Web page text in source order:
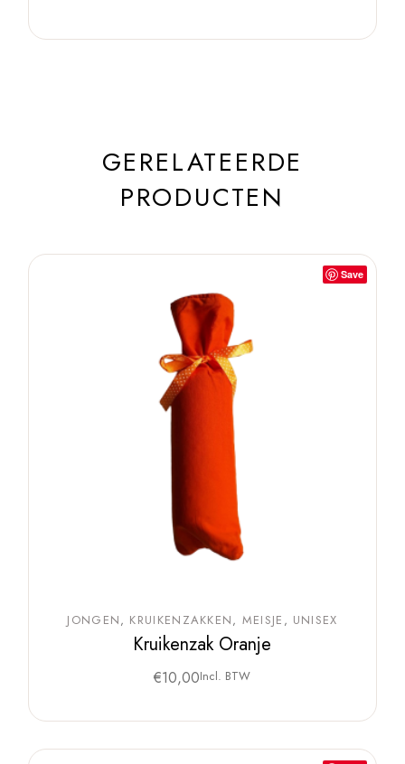
GERELATEERDE
PRODUCTEN
Save
JONGEN KRUIKENZAKKEN MEISJE UNISEX
Kruikenzak Oranje
€10,00Incl. BTW